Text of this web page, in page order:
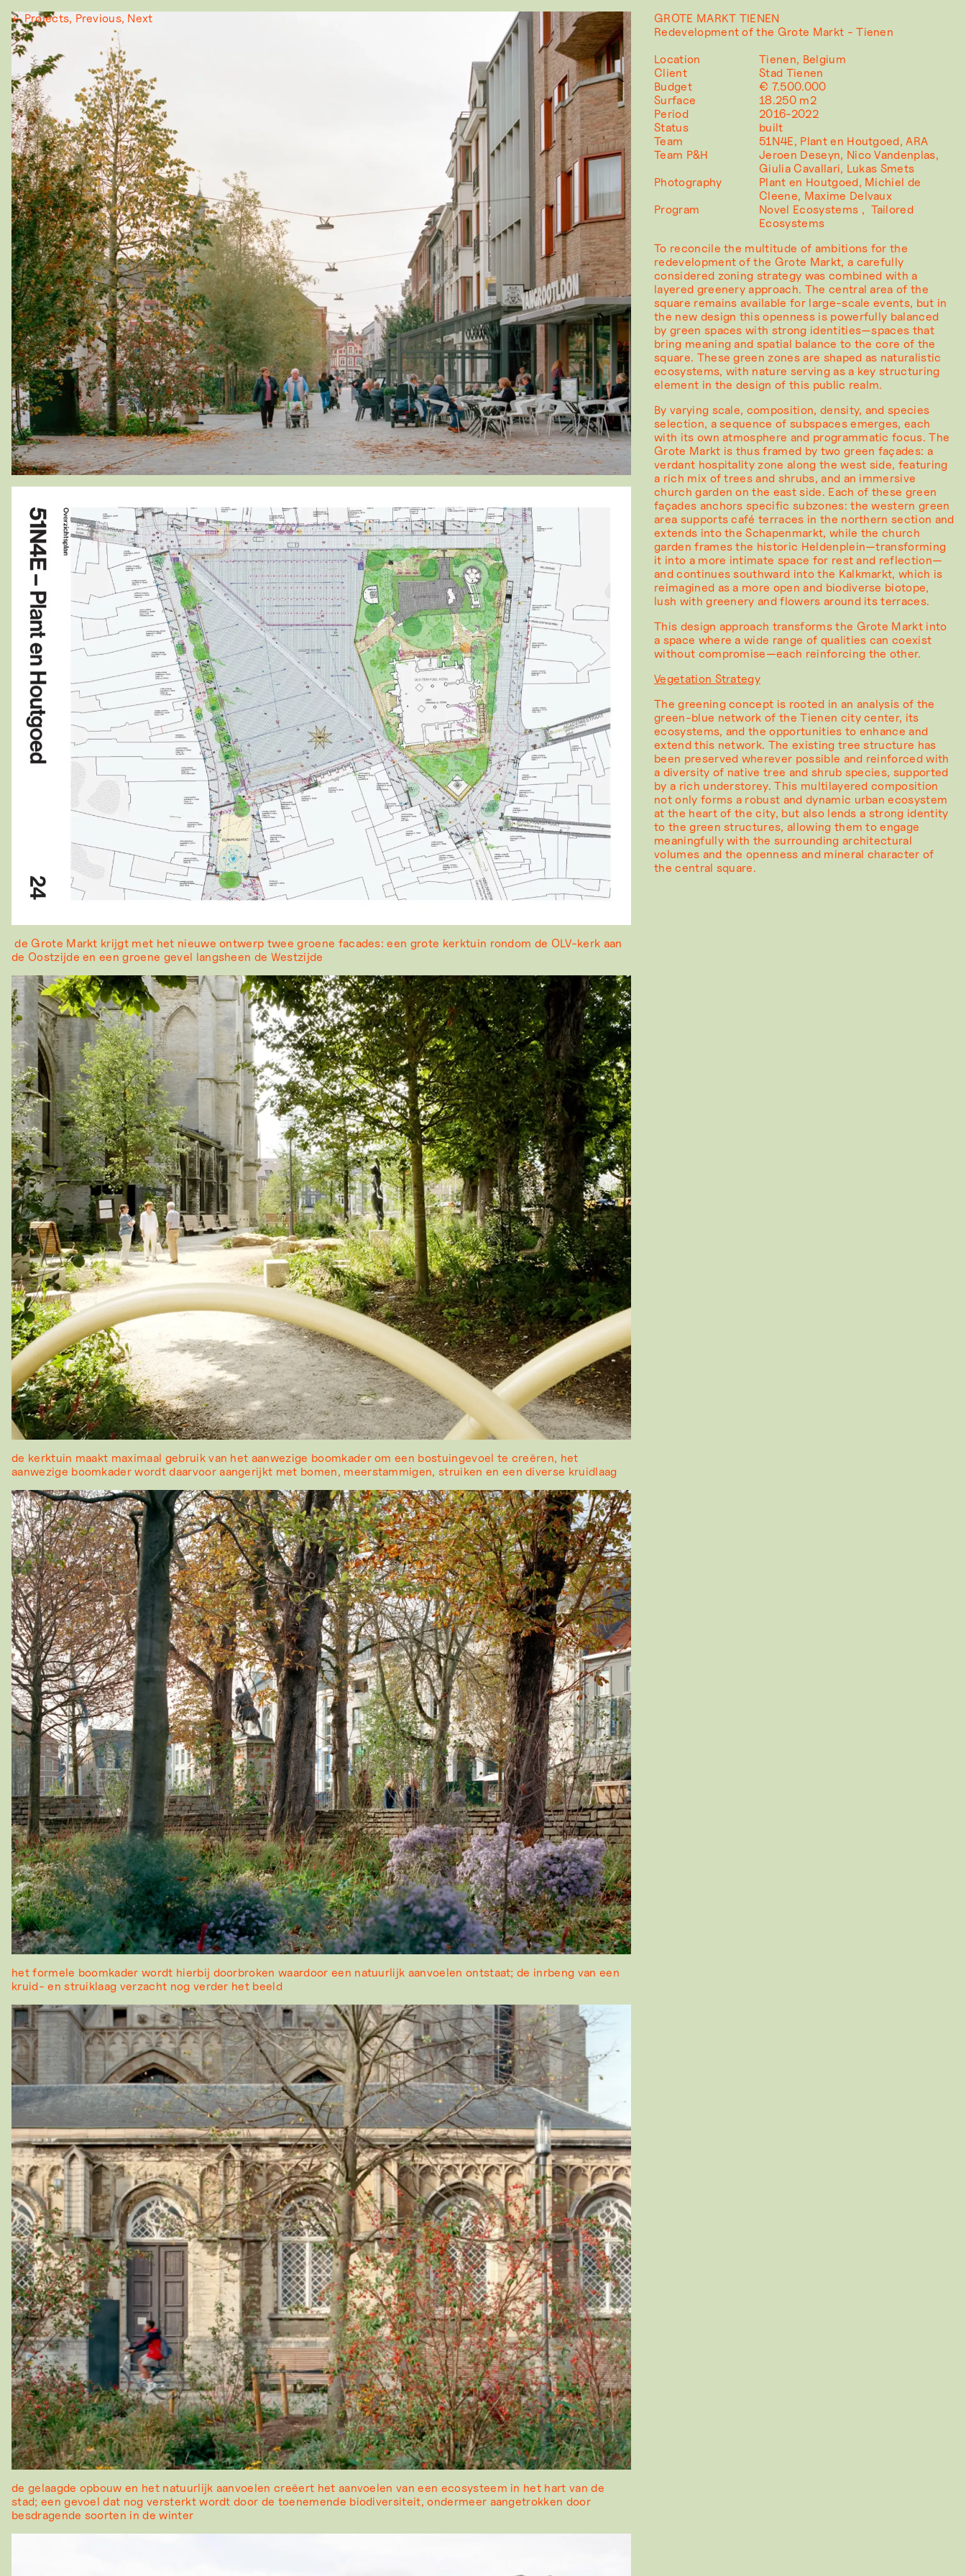
← Projects, Previous, Next
de Grote Markt krijgt met het nieuwe ontwerp twee groene facades: een grote kerktuin rondom de OLV-kerk aan
de Oostzijde en een groene gevel langsheen de Westzijde
de kerktuin maakt maximaal gebruik van het aanwezige boomkader om een bostuingevoel te creëren, het
aanwezige boomkader wordt daarvoor aangerijkt met bomen, meerstammigen, struiken en een diverse kruidlaag
het formele boomkader wordt hierbij doorbroken waardoor een natuurlijk aanvoelen ontstaat; de inrbeng van een
kruid- en struiklaag verzacht nog verder het beeld
de gelaagde opbouw en het natuurlijk aanvoelen creëert het aanvoelen van een ecosysteem in het hart van de
stad; een gevoel dat nog versterkt wordt door de toenemende biodiversiteit, ondermeer aangetrokken door
besdragende soorten in de winter
GROTE MARKT TIENEN
Redevelopment of the Grote Markt - Tienen
Location
Tienen, Belgium
Client
Stad Tienen
Budget
€ 7.500.000
Surface
18.250 m2
Period
2016-2022
Status
built
Team
51N4E, Plant en Houtgoed, ARA
Team P&H
Jeroen Deseyn, Nico Vandenplas,
Giulia Cavallari, Lukas Smets
Photography
Plant en Houtgoed, Michiel de
Cleene, Maxime Delvaux
Program
Novel Ecosystems
Tailored
Ecosystems
To reconcile the multitude of ambitions for the
redevelopment of the Grote Markt, a carefully
considered zoning strategy was combined with a
layered greenery approach. The central area of the
square remains available for large-scale events, but in
the new design this openness is powerfully balanced
by green spaces with strong identities—spaces that
bring meaning and spatial balance to the core of the
square. These green zones are shaped as naturalistic
ecosystems, with nature serving as a key structuring
element in the design of this public realm.
By varying scale, composition, density, and species
selection, a sequence of subspaces emerges, each
with its own atmosphere and programmatic focus. The
Grote Markt is thus framed by two green façades: a
verdant hospitality zone along the west side, featuring
a rich mix of trees and shrubs, and an immersive
church garden on the east side. Each of these green
façades anchors specific subzones: the western green
area supports café terraces in the northern section and
extends into the Schapenmarkt, while the church
garden frames the historic Heldenplein—transforming
it into a more intimate space for rest and reflection—
and continues southward into the Kalkmarkt, which is
reimagined as a more open and biodiverse biotope,
lush with greenery and flowers around its terraces.
This design approach transforms the Grote Markt into
a space where a wide range of qualities can coexist
without compromise—each reinforcing the other.
Vegetation Strategy
The greening concept is rooted in an analysis of the
green-blue network of the Tienen city center, its
ecosystems, and the opportunities to enhance and
extend this network. The existing tree structure has
been preserved wherever possible and reinforced with
a diversity of native tree and shrub species, supported
by a rich understorey. This multilayered composition
not only forms a robust and dynamic urban ecosystem
at the heart of the city, but also lends a strong identity
to the green structures, allowing them to engage
meaningfully with the surrounding architectural
volumes and the openness and mineral character of
the central square.